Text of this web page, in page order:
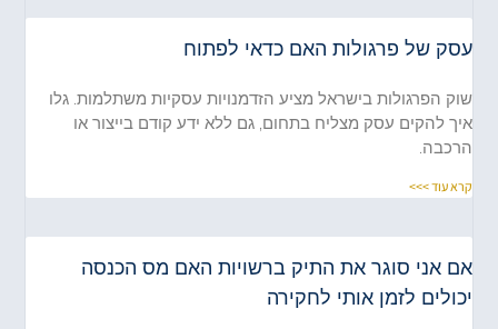
עסק של פרגולות האם כדאי לפתוח
שוק הפרגולות בישראל מציע הזדמנויות עסקיות משתלמות. גלו
איך להקים עסק מצליח בתחום, גם ללא ידע קודם בייצור או
הרכבה.
קרא עוד >>>
אם אני סוגר את התיק ברשויות האם מס הכנסה
יכולים לזמן אותי לחקירה